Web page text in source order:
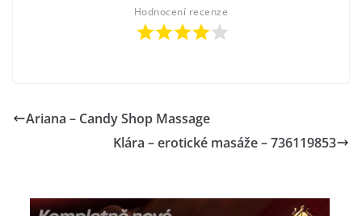
Hodnocení recenze
Ariana – Candy Shop Massage
Klára – erotické masáže – 736119853